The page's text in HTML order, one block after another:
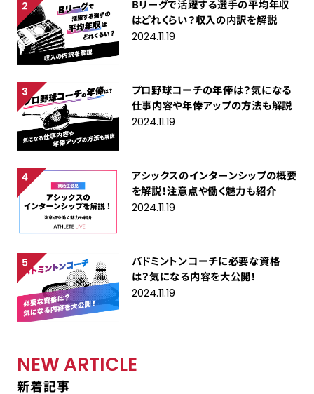
Bリーグで活躍する選手の平均年収
はどれくらい？収入の内訳を解説
2024.11.19
プロ野球コーチの年俸は？気になる
仕事内容や年俸アップの方法も解説
2024.11.19
アシックスのインターンシップの概要
を解説！注意点や働く魅力も紹介
2024.11.19
バドミントンコーチに必要な資格
は？気になる内容を大公開！
2024.11.19
NEW ARTICLE
新着記事